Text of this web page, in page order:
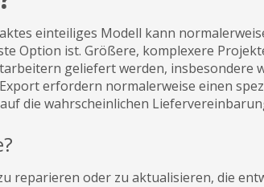
einteiliges Modell kann
Option ist. Größere, komplexere
geliefert werden, insbesondere
erfordern normalerweise einen
die wahrscheinlichen
reparieren oder zu aktualisieren, die